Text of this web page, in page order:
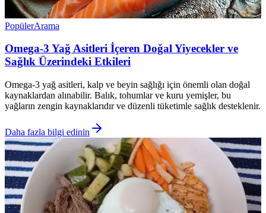
PopülerArama
Omega-3 Yağ Asitleri İçeren Doğal Yiyecekler ve
Sağlık Üzerindeki Etkileri
Omega-3 yağ asitleri, kalp ve beyin sağlığı için önemli olan doğal
kaynaklardan alınabilir. Balık, tohumlar ve kuru yemişler, bu
yağların zengin kaynaklarıdır ve düzenli tüketimle sağlık desteklenir.
Daha fazla bilgi edinin